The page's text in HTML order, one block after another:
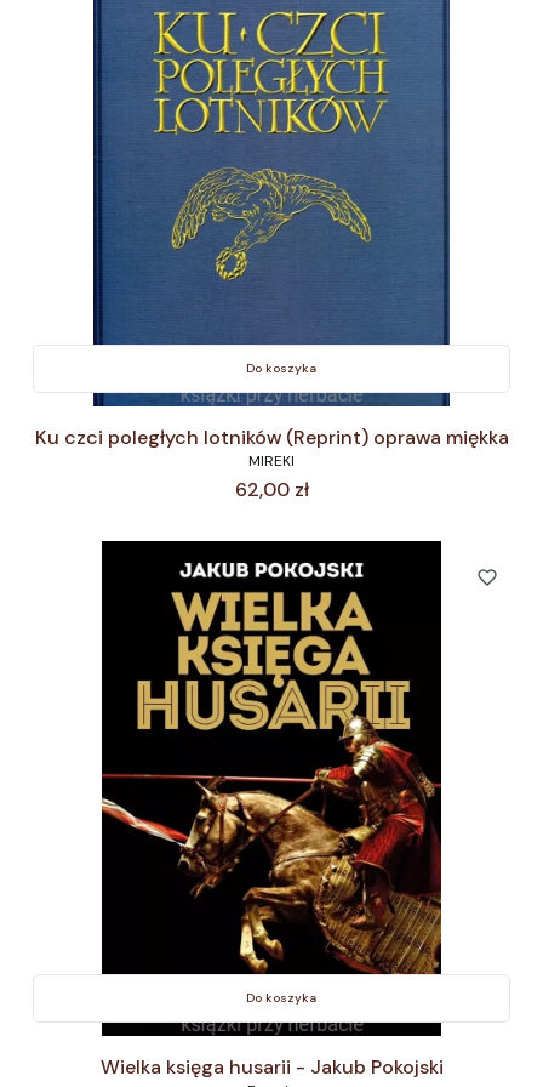
Do koszyka
Ku czci poległych lotników (Reprint) oprawa miękka
MIREKI
Cena
62,00 zł
Do koszyka
Wielka księga husarii - Jakub Pokojski